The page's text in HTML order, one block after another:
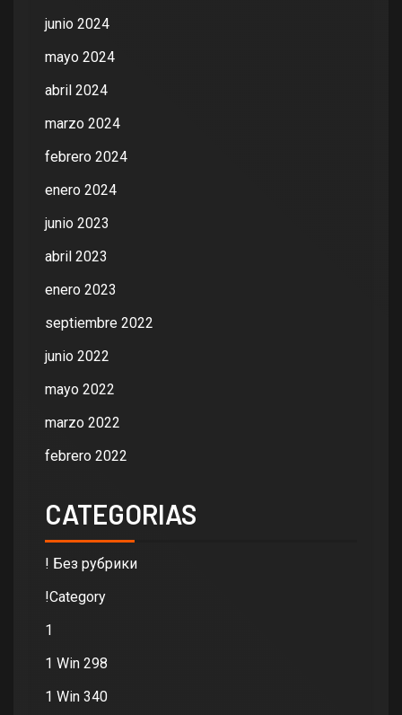
junio 2024
mayo 2024
abril 2024
marzo 2024
febrero 2024
enero 2024
junio 2023
abril 2023
enero 2023
septiembre 2022
junio 2022
mayo 2022
marzo 2022
febrero 2022
CATEGORIAS
! Без рубрики
!Category
1
1 Win 298
1 Win 340